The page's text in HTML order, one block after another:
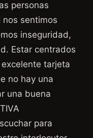
personas
nos sentimos
inseguridad,
Estar centrados
tarjeta
no hay una
una buena
para